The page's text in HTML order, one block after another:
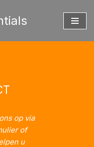
op via
of
u